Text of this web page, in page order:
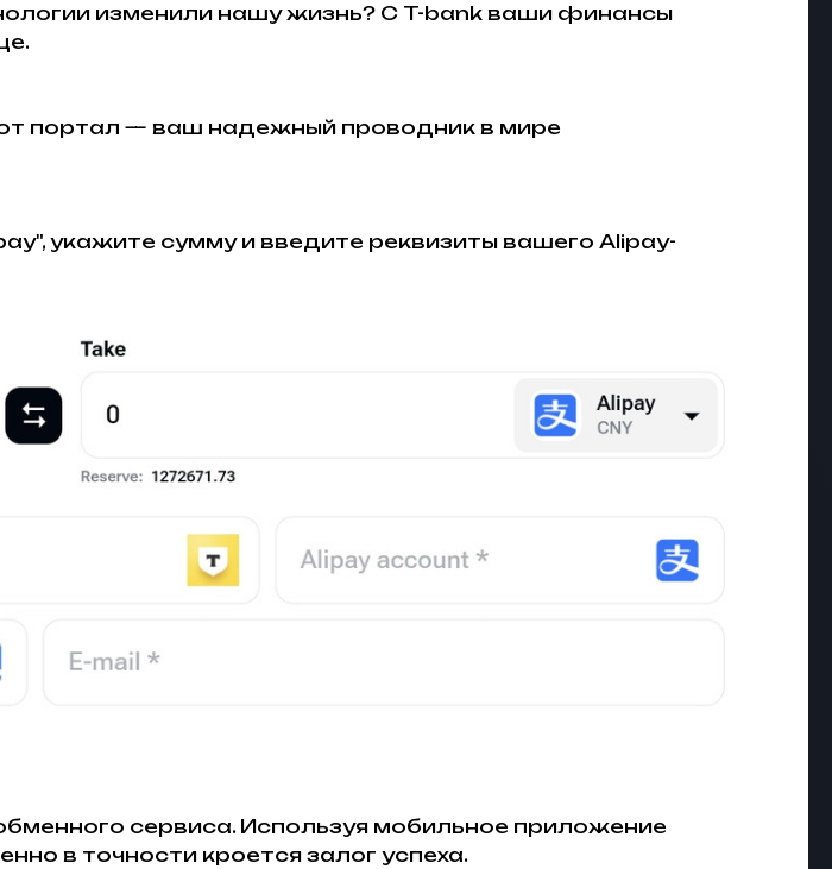
изменили нашу жизнь? С T-bank ваши финансы
портал — ваш надежный проводник в мире
укажите сумму и введите реквизиты вашего Alipay-
сервиса. Используя мобильное приложение
в точности кроется залог успеха.